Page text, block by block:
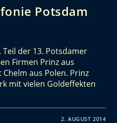
Potsdam
der 13. Potsdamer
Firmen Prinz aus
aus Polen. Prinz
mit vielen Goldeffekten
2. AUGUST 2014